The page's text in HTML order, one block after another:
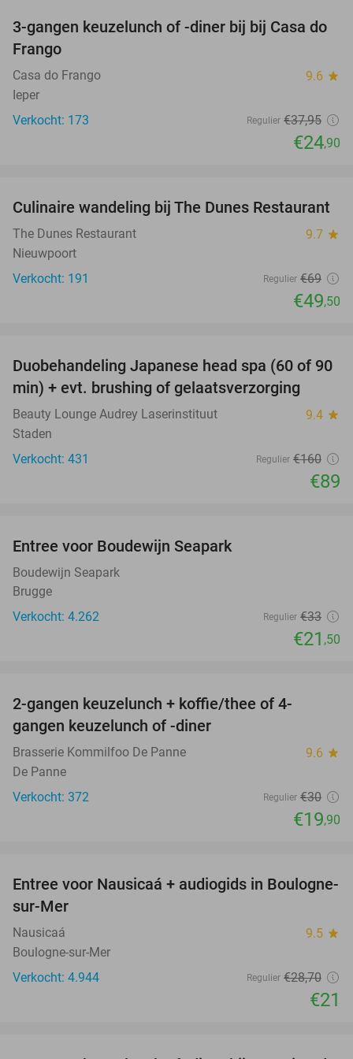
34%
3-gangen keuzelunch of -diner bij bij Casa do
Frango
Casa do Frango 9.6 star
Ieper
Verkocht: 173
Regulier €37,95
€24,90
28%
Culinaire wandeling bij The Dunes Restaurant
The Dunes Restaurant 9.7 star
Nieuwpoort
Verkocht: 191
Regulier €69
€49,50
44%
Duobehandeling Japanese head spa (60 of 90
min) + evt. brushing of gelaatsverzorging
Beauty Lounge Audrey Laserinstituut 9.4 star
Staden
Verkocht: 431
Regulier €160
€89
Entree voor Boudewijn Seapark
Boudewijn Seapark
Brugge
Verkocht: 4.262
Regulier €33
€21 ,50
2-gangen keuzelunch + koffie/thee of 4-
gangen keuzelunch of -diner
Brasserie Kommilfoo De Panne 9.6 star
De Panne
Verkocht: 372
Regulier €30
€19,90
27%
Entree voor Nausicaá + audiogids in Boulogne-
sur-Mer
Nausicaá 9.5 star
Boulogne-sur-Mer
Verkocht: 4.944
Regulier €28,70
€21